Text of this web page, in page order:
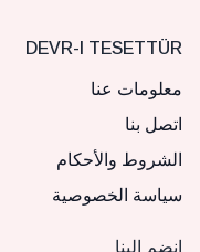
DEVR-I TESETTÜR
معلومات عنا
اتصل بنا
الشروط والأحكام
سياسة الخصوصية
انضم إلينا